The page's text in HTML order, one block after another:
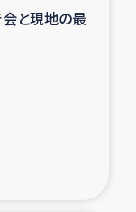
会と現地の最